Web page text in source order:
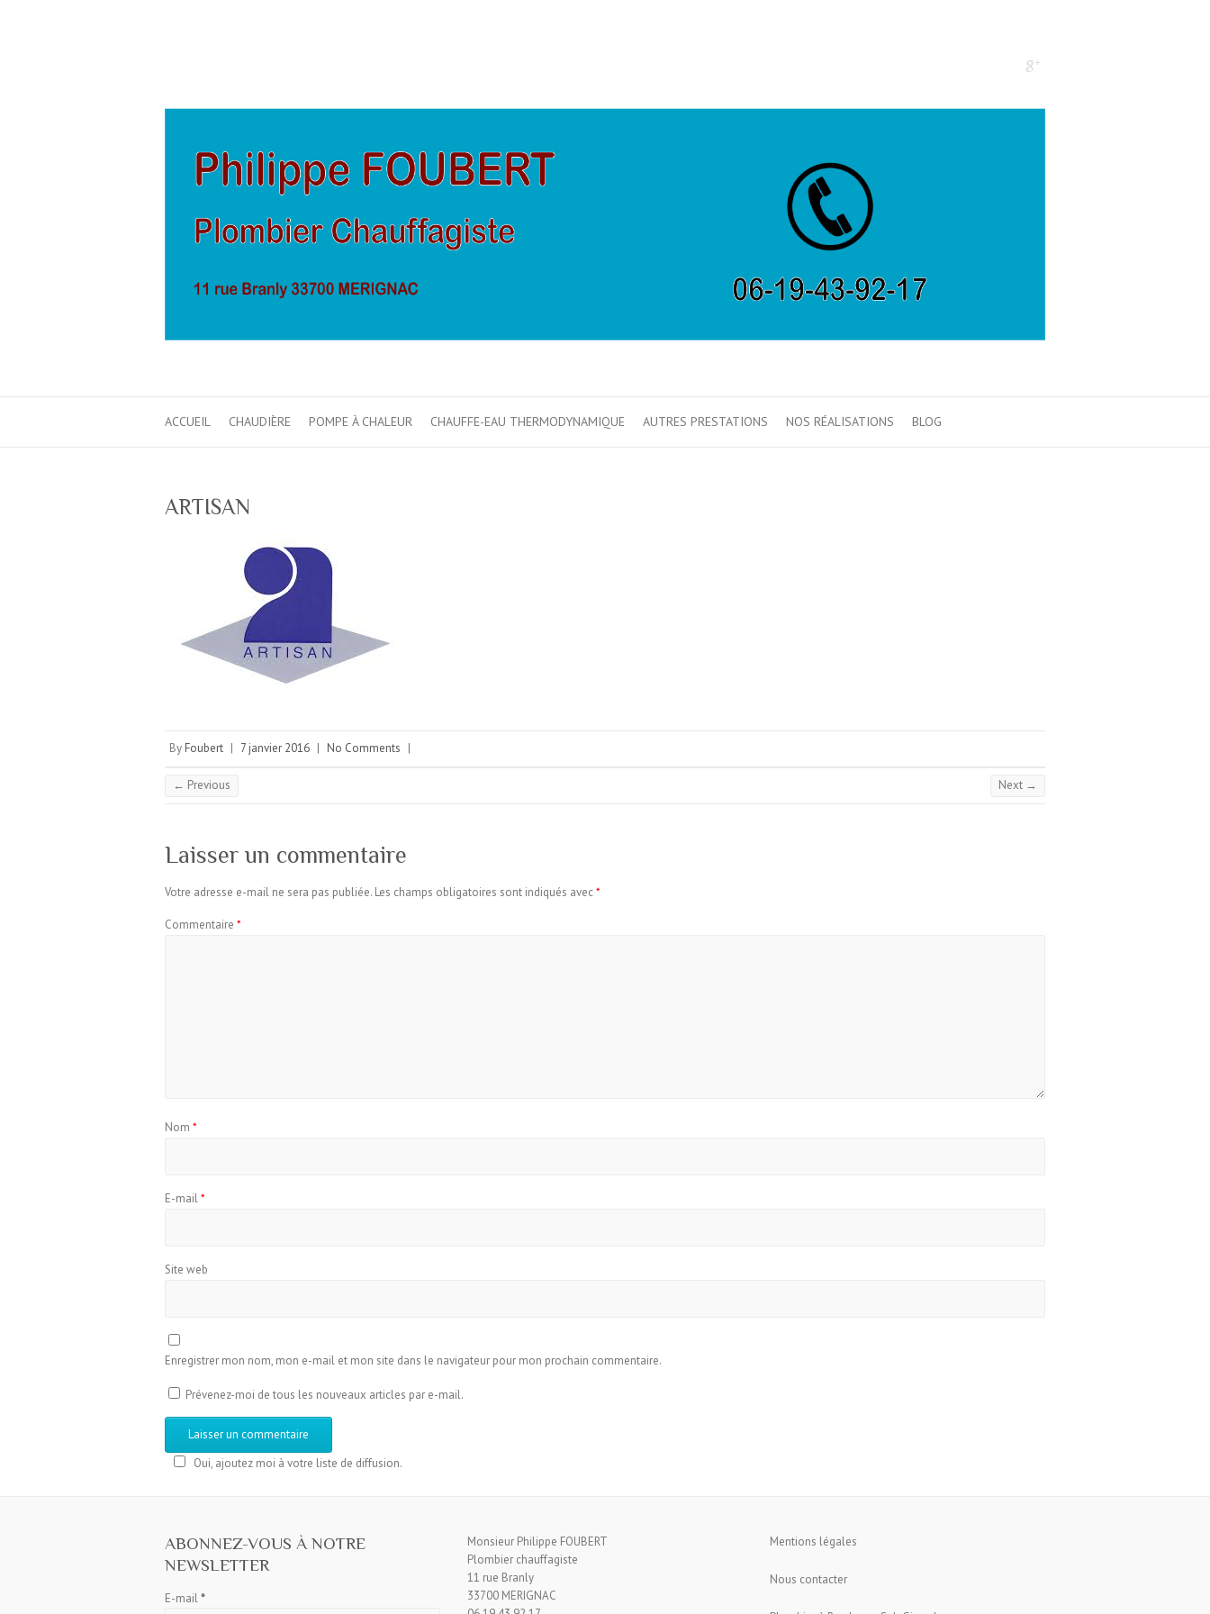
ACCUEIL CHAUDIÈRE POMPE À CHALEUR CHAUFFE-EAU THERMODYNAMIQUE AUTRES PRESTATIONS NOS RÉALISATIONS BLOG
ARTISAN
By Foubert | 7 janvier 2016 | No Comments |
← Previous Next →
Laisser un commentaire
Votre adresse e-mail ne sera pas publiée. Les champs obligatoires sont indiqués avec*
Commentaire *
Nom *
E-mail*
Site web
Enregistrer mon nom, mon e-mail et mon site dans le navigateur pour mon prochain commentaire.
Prévenez-moi de tous les nouveaux articles par e-mail.
Oui, ajoutez moi à votre liste de diffusion.
ABONNEZ-VOUS À NOTRE
NEWSLETTER
E-mail*
Monsieur Philippe FOUBERT
Plombier chauffagiste
11 rue Branly
33700 MERIGNAC
Mentions légales
Nous contacter